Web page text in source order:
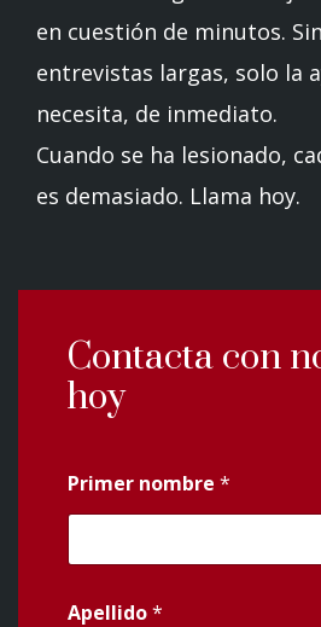
en cuestión de minutos.
entrevistas largas, solo la
necesita, de inmediato.
Cuando se ha lesionado,
es demasiado. Llama hoy.
Contacta con
hoy
Primer nombre *
Apellido*